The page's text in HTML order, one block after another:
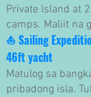
Private Island at
camps. Maliit na
⛵Sailing
46ft yacht
Matulog sa
pribadong isla.